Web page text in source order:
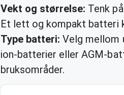
Vekt og størrelse: Tenk
Et lett og kompakt batteri
Type batteri: Velg mellom
ion-batterier eller AGM-
bruksområder.